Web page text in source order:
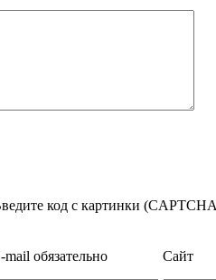
код с картинки
mail обязательно Сайт